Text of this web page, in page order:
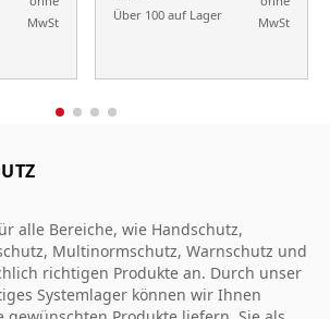
MwSt
Über 100 auf Lager
MwSt
alle Bereiche, wie Handschutz,
Multinormschutz, Warnschutz und
richtigen Produkte an. Durch unser
Systemlager können wir Ihnen